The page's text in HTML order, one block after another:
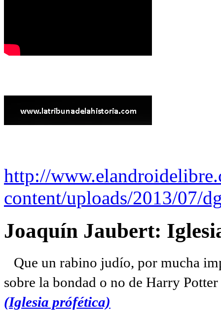
http://
content/uploads/2013/07/
Joaquín Jaubert:
Que un rabino judío, por mucha
sobre la bondad o no de Harry
(Iglesia prófética)